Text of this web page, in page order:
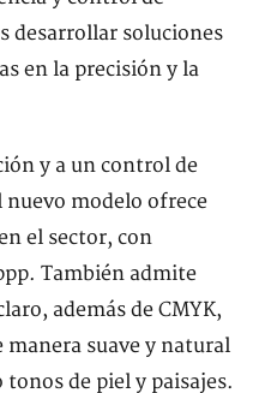
desarrollar soluciones
en la precisión y la
y a un control de
modelo ofrece
el sector, con
También admite
además de CMYK,
suave y natural
tonos de piel y paisajes.